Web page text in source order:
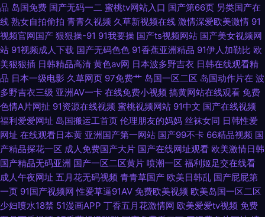
网址 91黑料少妇网站 人人乳人人鲁 97性视频 丝袜足交网 第一福利视频导航
影音先锋AV一区 精品久久婷婷网络 91福利社试看三分钟 97伊人网 97视频
97伊人射欧色色 成人AV免费在线观看 极品久久 极品黑丝av 黄色网址求推荐
韩国色片在线 国产传媒专区 激情色播导航 黄色在线免费网址 51吃瓜网乱子
伦精品 91导航绯色
品 岛国免费 国产无码一二 蜜桃tv网站入口 国产第66页 另类国产在
线 熟女自拍偷拍 青青久视频 久草新视频在线 激情深爱欧美激情 91
视频官网国产 狠狠操-91 91我要操 国产ts视频网站 国产美女视频网
站 91视频成人下载 国产无码色色 91香蕉亚洲精品 91伊人加勒比 欧
美狠狠插 日韩精品高清 黄色av网 日本波多野吉衣 日韩在线观看精
品 日本一级电影 久草网页 97免费艹 岛国一区二区 岛国动作片在 波
多野吉衣三级 亚洲AV一卡 在线免费小视频 搞黄网站在线观看 免费
色情A片网扯 91资源在线视频 蜜桃视频网站 91中文 国产在线视频
福利爱爱网址 岛国搬运工首页 伦理朋友的妈妈 丝袜女同 日韩性爱
网址 在线观看日本黄 亚洲国产第一网站 国产99不卡 66精品视频 国
产精品探花一区 成人免费国产大片 国产在线网址观看 欧美激情日韩
国产精品无码亚洲 国产一区二区黄片 喷潮一区 福利姬足交在线看
成人午夜网址 五月花无码视频 青青草国产 欧美日韩乱 国产屁屁第
一页 91国产视频网 性爱草逼91AV 免费欧美视频 欧美岛国一区二区
少妇喷水18禁 51漫画APP 丁香五月花激情网 欧美爱爱tv视频 免费